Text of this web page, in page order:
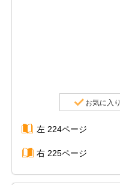
お気に入り
左 224ページ
右 225ページ